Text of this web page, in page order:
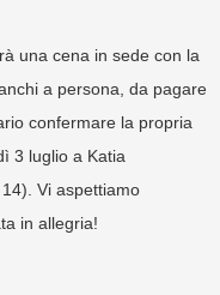
una cena in sede con la
a persona, da pagare
confermare la propria
3 luglio a Katia
Vi aspettiamo
in allegria!